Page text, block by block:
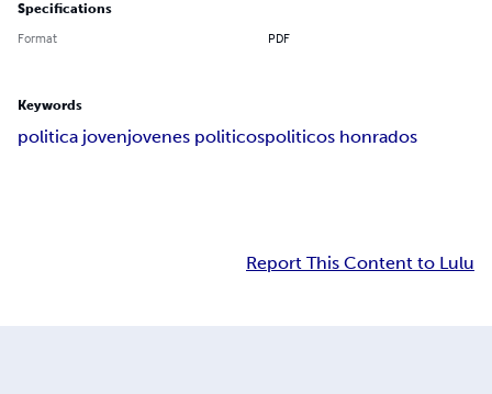
Specifications
Format PDF
Keywords
politica jovenjovenes politicospoliticos honrados
Report This Content to Lulu